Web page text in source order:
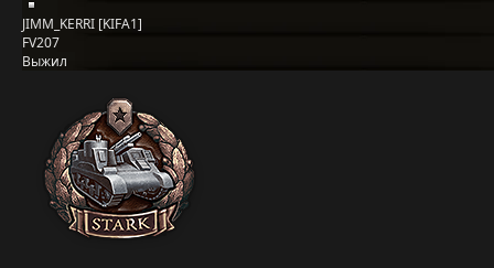
JIMM_KERRI [KIFA1]
FV207
Выжил